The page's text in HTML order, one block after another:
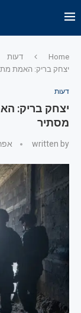
Home
דעות
יצחק בריק: האמת
דעות
יצחק בריק:
מסתיר
written by אפריל